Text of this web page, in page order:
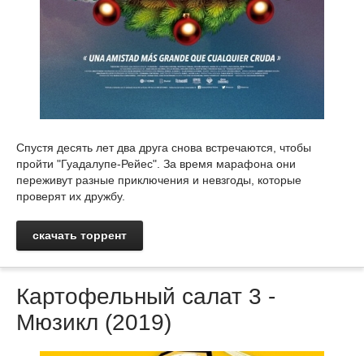
Спустя десять лет два друга снова встречаются, чтобы
пройти "Гуадалупе-Рейес". За время марафона они
переживут разные приключения и невзгоды, которые
проверят их дружбу.
скачать торрент
Картофельный салат 3 -
Мюзикл (2019)